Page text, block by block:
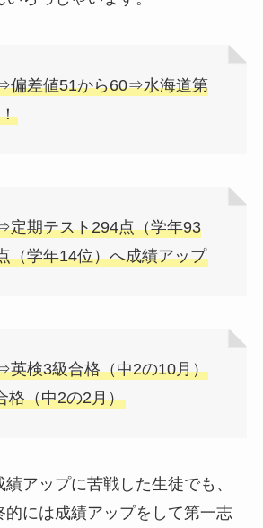
偏差値51から60⇒水海道第
定期テスト294点（学年93
（学年14位）へ成績アップ
英検3級合格（中2の10月）
（中2の2月）
アップに苦戦した生徒でも、
的には成績アップをして第一志